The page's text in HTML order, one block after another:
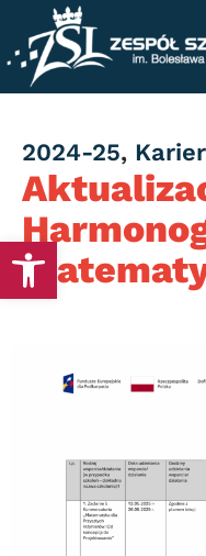
Otwórz pasek narzędzi
Category
2024-25,